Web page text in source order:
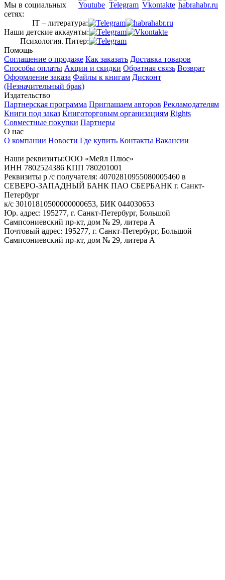
Мы в социальных
сетях:
IT – литература:
Наши детские аккаунты:
Психология. Питер:
Помощь
Соглашение о продаже Как заказать Доставка товаров
Способы оплаты Акции и скидки Обратная связь Возврат
Оформление заказа Файлы к книгам Дисконт
(Незначительный брак)
Издательство
Партнерская программа Приглашаем авторов Рекламодателям
Книги под заказ Книготорговым организациям Rights
Совместные покупки Партнеры
О нас
О компании Новости Где купить Контакты Вакансии
Наши реквизиты:ООО «Мейл Плюс»
ИНН 7802524386 КПП 780201001
Реквизиты р /с получателя: 40702810955080005460 в
СЕВЕРО-ЗАПАДНЫЙ БАНК ПАО СБЕРБАНК г. Санкт-
Петербург
к/с 30101810500000000653, БИК 044030653
Юр. адрес: 195277, г. Санкт-Петербург, Большой
Сампсониевский пр-кт, дом № 29, литера А
Почтовый адрес: 195277, г. Санкт-Петербург, Большой
Сампсониевский пр-кт, дом № 29, литера А